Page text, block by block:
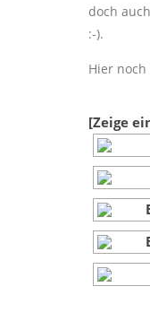
doch
:-).
Hier
[Zeige